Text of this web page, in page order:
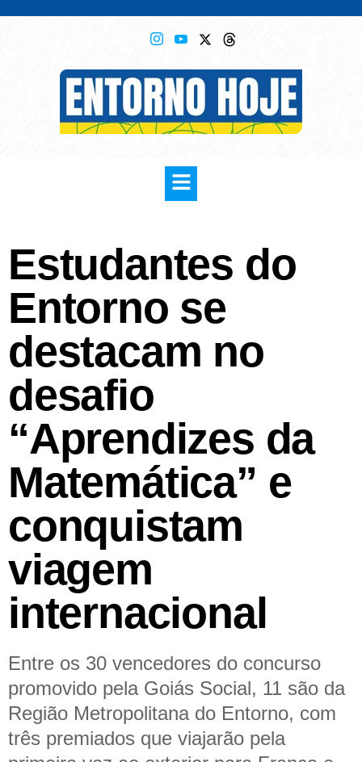
Estudantes do
Entorno se
destacam no
desafio
“Aprendizes da
Matemática” e
conquistam
viagem
internacional
Entre os 30 vencedores do concurso
promovido pela Goiás Social, 11 são da
Região Metropolitana do Entorno, com
três premiados que viajarão pela